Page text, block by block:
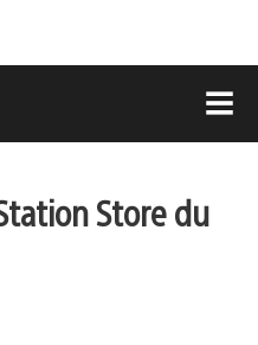
Store du